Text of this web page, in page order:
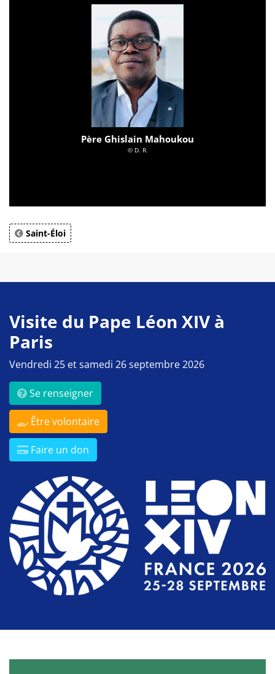
Père Ghislain Mahoukou
© D. R.
Saint-Éloi
Visite du Pape Léon XIV à
Paris
Vendredi 25 et samedi 26 septembre 2026
Se renseigner
Être volontaire
Faire un don